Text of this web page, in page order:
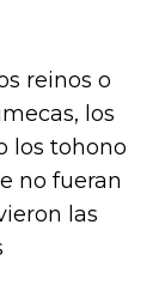
reinos o
los
los tohono
no fueran
las